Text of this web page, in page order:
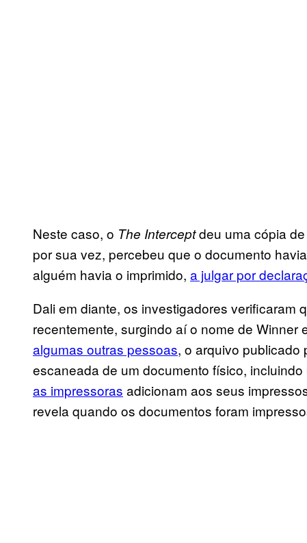
Neste caso, o The Interceptdeu uma cópia
por sua vez, percebeu que o documento
alguém havia o imprimido, a julgar por
Dali em diante, os investigadores verificaram
recentemente, surgindo aí o nome de Winner
algumas outras pessoas, o arquivo publicado
escaneada de um documento físico,
as impressoras adicionam aos seus
revela quando os documentos foram